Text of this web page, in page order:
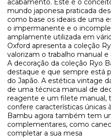
acabamento. Este é o
mundo japonesa praticada
como base os ideais de uma
o impermanente e o
amplamente utilizada em
Oxford apresenta a coleção
valorizam o trabalho manual
A decoração da coleção Ryo
destaque e que sempre está
do Japão. A estética vintage
de uma técnica manual de
reagente e um filete manual,
confere características únicas
Bambu agora também tem
complementares, como
completar a sua mesa